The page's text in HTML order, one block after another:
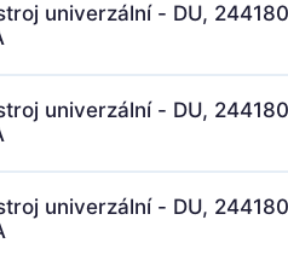
univerzální - DU,
univerzální - DU,
univerzální - DU,